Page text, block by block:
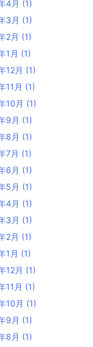
4月 (1)
3月 (1)
2月 (1)
1月 (1)
12月 (1)
11月 (1)
10月 (1)
9月 (1)
8月 (1)
7月 (1)
6月 (1)
5月 (1)
4月 (1)
3月 (1)
2月 (1)
1月 (1)
12月 (1)
11月 (1)
10月 (1)
9月 (1)
8月 (1)